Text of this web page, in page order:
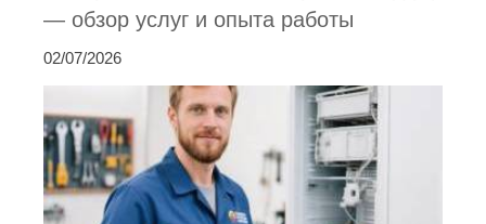
— обзор услуг и опыта работы
02/07/2026